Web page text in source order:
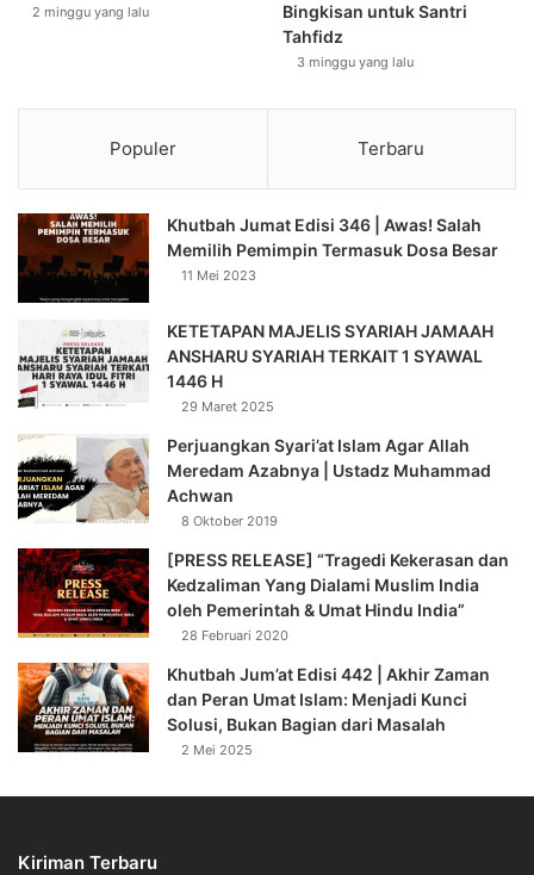
2 minggu yang lalu
Bingkisan untuk Santri
Tahfidz
3 minggu yang lalu
Populer Terbaru
Khutbah Jumat Edisi 346 | Awas! Salah
Memilih Pemimpin Termasuk Dosa Besar
11 Mei 2023
KETETAPAN MAJELIS SYARIAH JAMAAH
ANSHARU SYARIAH TERKAIT 1 SYAWAL
1446 H
29 Maret 2025
Perjuangkan Syari’at Islam Agar Allah
Meredam Azabnya | Ustadz Muhammad
Achwan
8 Oktober 2019
[PRESS RELEASE] “Tragedi Kekerasan dan
Kedzaliman Yang Dialami Muslim India
oleh Pemerintah & Umat Hindu India”
28 Februari 2020
Khutbah Jum’at Edisi 442 | Akhir Zaman
dan Peran Umat Islam: Menjadi Kunci
Solusi, Bukan Bagian dari Masalah
2 Mei 2025
Kiriman Terbaru